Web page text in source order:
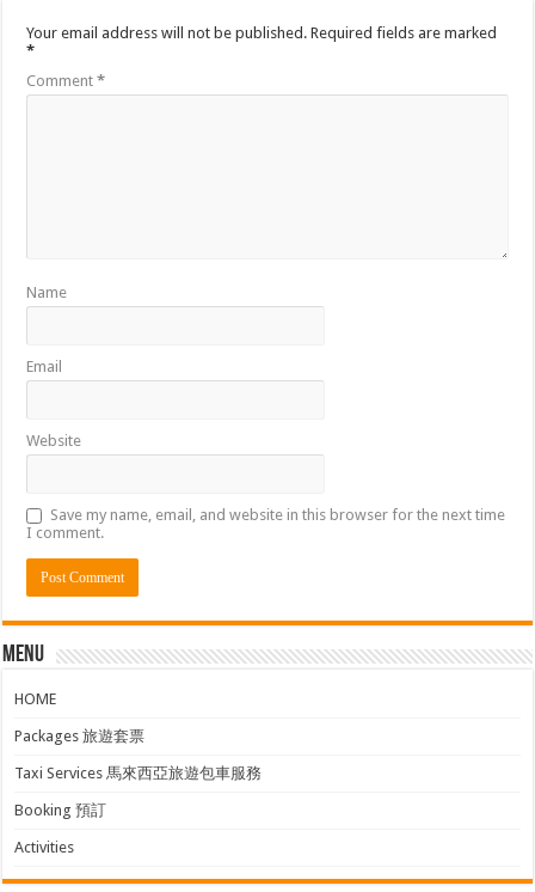
Your email address will not be published. Required fields are marked
*
Comment*
Name
Email
Website
Save my name, email, and website in this browser for the next time
I comment.
Menu
HOME
Packages 旅遊套票
Taxi Services 馬來西亞旅遊包車服務
Booking 預訂
Activities